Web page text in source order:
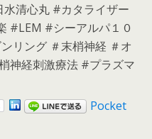
清心丸 #カタライザー
#LEM #シーアルパ１０
リング ＃末梢神経 ＃オ
神経刺激療法 #プラズマ
Pocket